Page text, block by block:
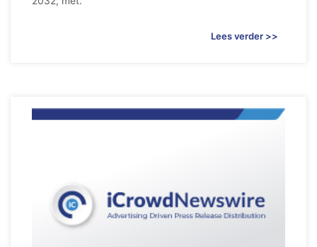
Lees verder >>